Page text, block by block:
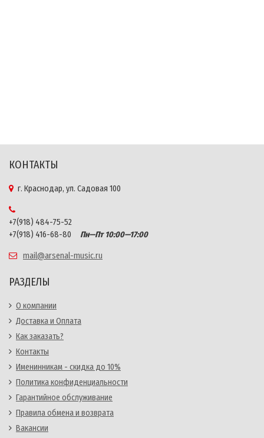
КОНТАКТЫ
г. Краснодар, ул. Садовая 100
+7(918) 484-75-52
+7(918) 416-68-80
Пн—Пт 10:00—17:00
mail@arsenal-music.ru
РАЗДЕЛЫ
О компании
Доставка и Оплата
Как заказать?
Контакты
Именинникам - скидка до 10%
Политика конфиденциальности
Гарантийное обслуживание
Правила обмена и возврата
Вакансии